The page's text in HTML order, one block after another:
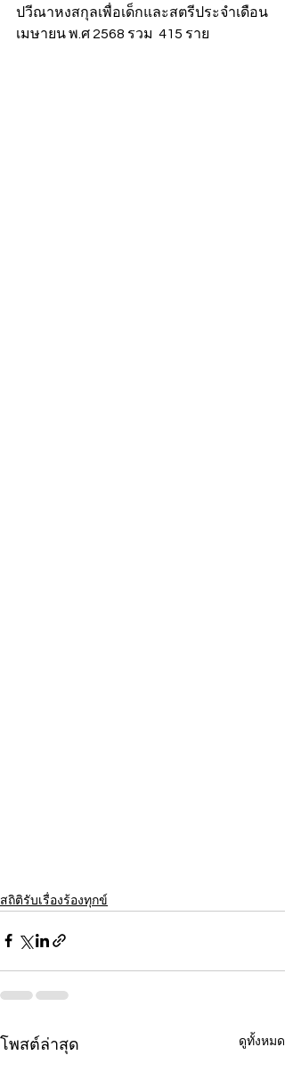
ปวีณาหงสกุลเพื่อเด็กและสตรีประจำเดือน
เมษายน พ.ศ 2568 รวม  415 ราย
สถิติรับเรื่องร้องทุกข์
โพสต์ล่าสุด ดูทั้งหมด